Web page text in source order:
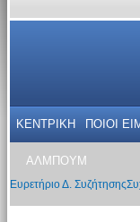
ΚΕΝΤΡΙΚΗ ΠΟΙΟΙ
ΑΛΜΠΟΥΜ
Ευρετήριο Δ. Συζήτησης